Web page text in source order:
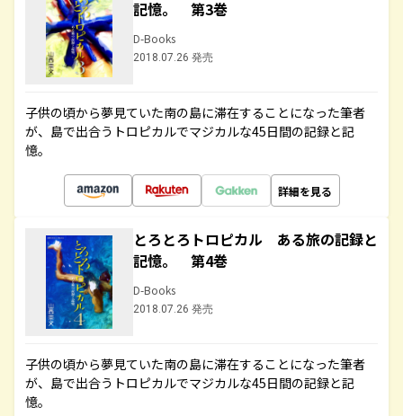
記憶。 第3巻
D-Books
2018.07.26 発売
子供の頃から夢見ていた南の島に滞在することになった筆者
が、島で出合うトロピカルでマジカルな45日間の記録と記
憶。
詳細を見る
とろとろトロピカル ある旅の記録と
記憶。 第4巻
D-Books
2018.07.26 発売
子供の頃から夢見ていた南の島に滞在することになった筆者
が、島で出合うトロピカルでマジカルな45日間の記録と記
憶。